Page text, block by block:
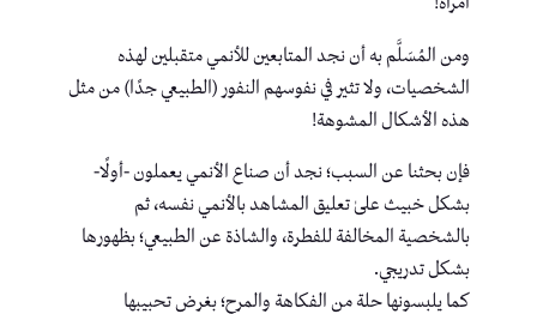
امرأة!
ومن المُسَلَّم به أن نجد المتابعين للأنمي متقبلين لهذه
الشخصيات، ولا تثير في نفوسهم النفور (الطبيعي جدًا) من مثل
هذه الأشكال المشوهة!
فإن بحثنا عن السبب؛ نجد أن صناع الأنمي يعملون -أولًا-
بشكل خبيث علىٰ تعليق المشاهد بالأنمي نفسه، ثم
بالشخصية المخالفة للفطرة، والشاذة عن الطبيعي؛ بظهورها
بشكل تدريجي.
كما يلبسونها حلة من الفكاهة والمرح؛ بغرض تحبيبها